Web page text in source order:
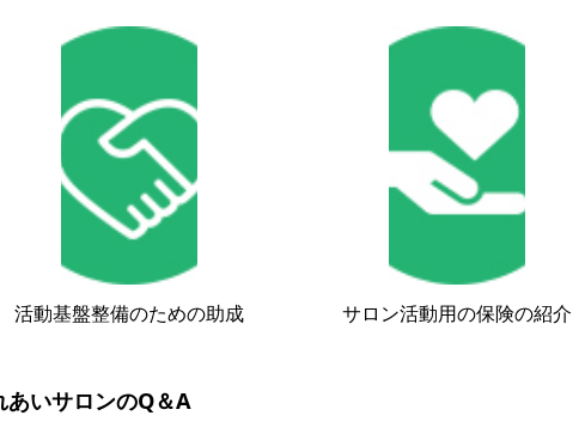
活動基盤整備のための助成 サロン活動用の保険の紹介
あいサロンのQ＆A